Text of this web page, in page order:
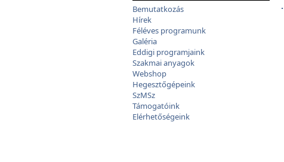
Bemutatkozás
Hírek
Féléves programunk
Galéria
Eddigi programjaink
Szakmai anyagok
Webshop
Hegesztőgépeink
SzMSz
Támogatóink
Elérhetőségeink